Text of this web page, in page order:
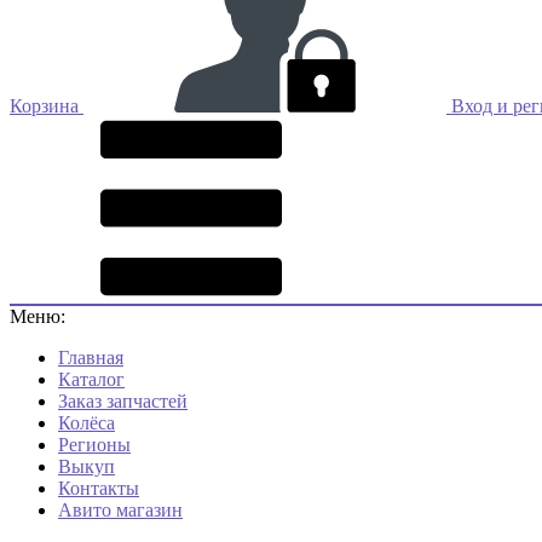
Корзина Вход и
Меню:
Главная
Каталог
Заказ запчастей
Колёса
Регионы
Выкуп
Контакты
Авито магазин